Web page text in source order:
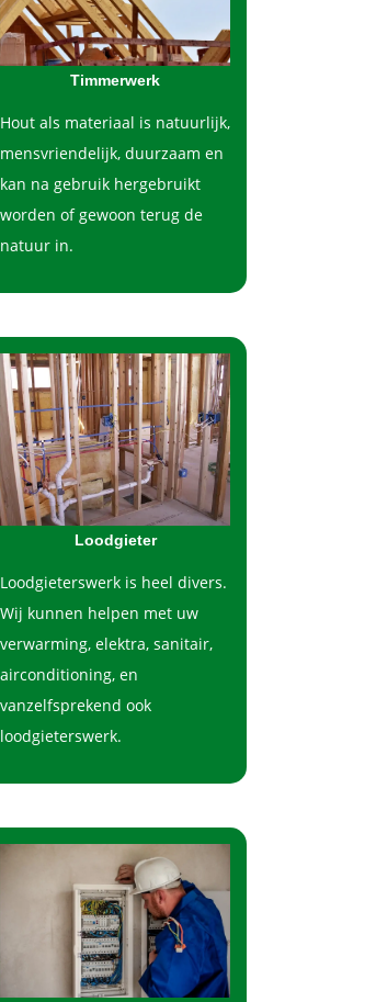
Timmerwerk
Hout als materiaal is natuurlijk,
mensvriendelijk, duurzaam en
kan na gebruik hergebruikt
worden of gewoon terug de
natuur in.
Loodgieter
Loodgieterswerk is heel divers.
Wij kunnen helpen met uw
verwarming, elektra, sanitair,
airconditioning, en
vanzelfsprekend ook
loodgieterswerk.